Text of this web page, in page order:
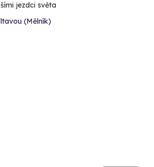
jezdci světa
(Mělník)